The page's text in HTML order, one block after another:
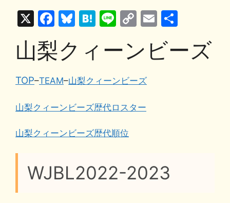
X
F
a
c
e
b
o
o
k
Bl
e
k
y
H
e
a
Li
e
C
p
Li
k
E
ai
山梨クィーンビーズ
TOP–TEAM–山梨クィーンビーズ
山梨クィーンビーズ歴代ロスター
山梨クィーンビーズ歴代順位
WJBL2022-2023